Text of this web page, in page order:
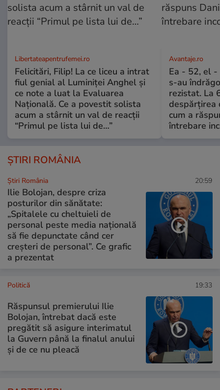
Libertateapentrufemei.ro
Felicitări, Filip! La ce liceu a intrat
fiul genial al Luminiței Anghel și
ce note a luat la Evaluarea
Națională. Ce a povestit solista
acum a stârnit un val de reacții
“Primul pe lista lui de…”
Avantaje.ro
Ea - 52, el -
s-au
rezistat. La
despărțirea
cum a
întrebare
ȘTIRI ROMÂNIA
Știri România 20:59
Ilie Bolojan, despre criza
posturilor din sănătate:
„Spitalele cu cheltuieli de
personal peste media națională
să fie depunctate când cer
creșteri de personal”. Ce grafic
a prezentat
Politică 19:33
Răspunsul premierului Ilie
Bolojan, întrebat dacă este
pregătit să asigure interimatul
la Guvern până la finalul anului
și de ce nu pleacă